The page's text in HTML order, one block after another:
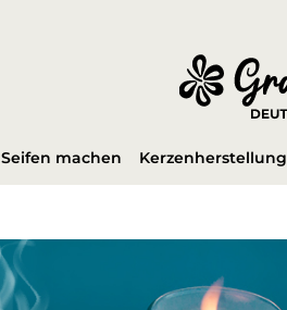
Seifen machen Kerzenherstellung